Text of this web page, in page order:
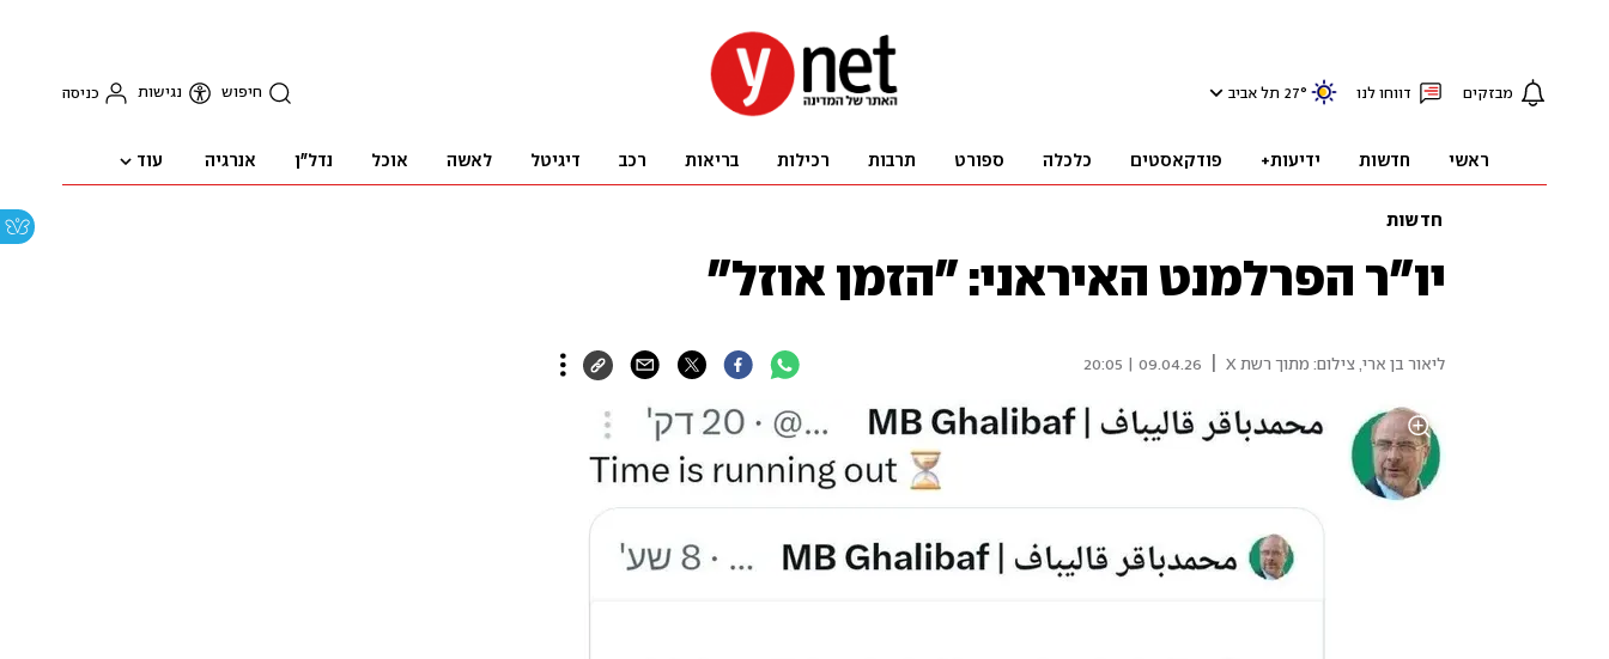
מבזקים דווחו לנו 27° תל אביב חיפוש נגישות כניסה
ראשי חדשות ידיעות+ פודקאסטים כלכלה ספורט תרבות רכילות בריאות רכב דיגיטל לאשה אוכל נדל"ן אנרגיה עוד
חדשות
יו"ר הפרלמנט האיראני: "הזמן אוזל"
ליאור בן ארי צילום: מתוך רשת X 09.04.26 | 20:05